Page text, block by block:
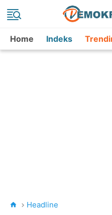
Home Indeks
Headline